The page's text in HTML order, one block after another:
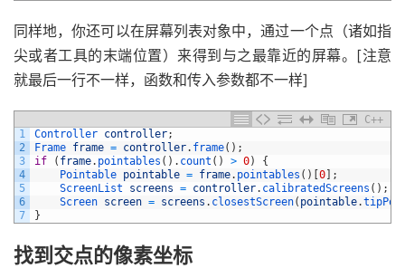
同样地，你还可以在屏幕列表对象中，通过一个点（诸如指
尖或者工具的末端位置）来得到与之最靠近的屏幕。[注意
就最后一行不一样，函数和传入参数都不一样]
C++
1
2
3
4
5
6
7
Controller controller;
Frame frame = controller. frame( ) ;
if
( frame. pointables ( ) . count ( ) > 0)
{
Pointable pointable = frame. pointables ( ) 0
;
ScreenList screens = controller. calibratedScreens ( ) ;
Screen screen = screens . closestScreen( pointable.
}
找到交点的像素坐标